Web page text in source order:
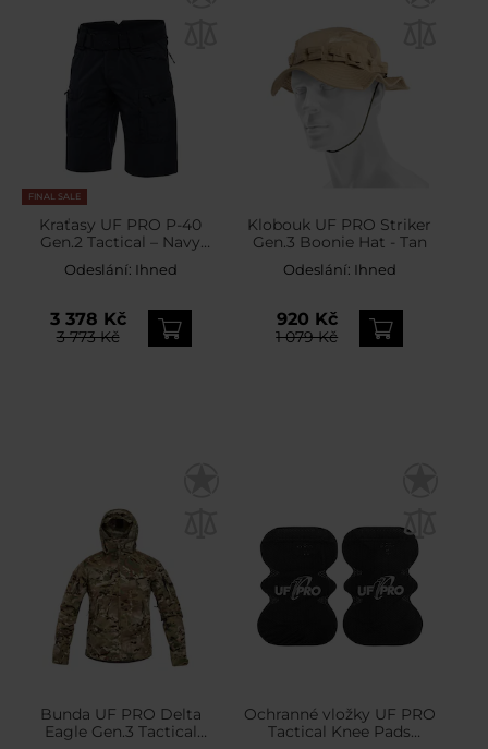
FINAL SALE
Kraťasy UF PRO P-40
Gen.2 Tactical – Navy
Blue
Odeslání: Ihned
3 378 Kč
3 773 Kč
Klobouk UF PRO Striker
Gen.3 Boonie Hat - Tan
Odeslání: Ihned
920 Kč
1 079 Kč
Bunda UF PRO Delta
Eagle Gen.3 Tactical
Ochranné vložky UF PRO
Tactical Knee Pads